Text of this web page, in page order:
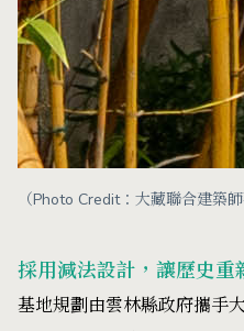
（Photo Credit：大藏聯合建築師
採用減法設計，讓歷史重
基地規劃由雲林縣政府攜手